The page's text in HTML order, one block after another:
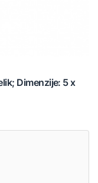
Dimenzije: 5 x